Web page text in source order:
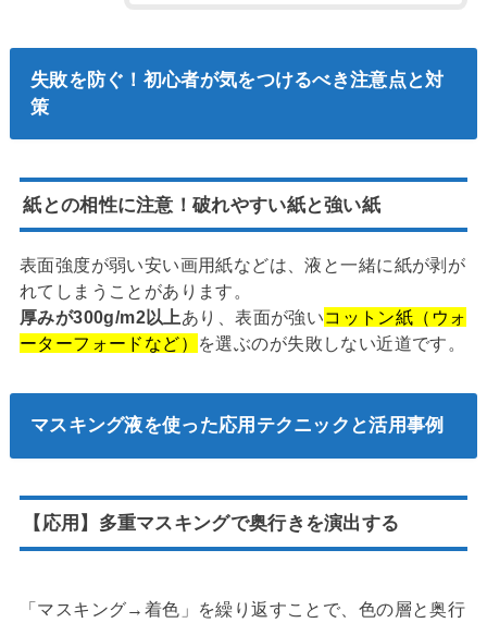
失敗を防ぐ！初心者が気をつけるべき注意点と対
策
紙との相性に注意！破れやすい紙と強い紙
表面強度が弱い安い画用紙などは、液と一緒に紙が剥が
れてしまうことがあります。
厚みが300g/m2以上あり、表面が強いコットン紙（ウォ
ーターフォードなど）
を選ぶのが失敗しない近道です。
マスキング液を使った応用テクニックと活用事例
【応用】多重マスキングで奥行きを演出する
「マスキング→着色」を繰り返すことで、色の層と奥行